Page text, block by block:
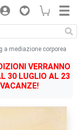
a mediazione corporea
VERRANNO
30 LUGLIO AL 23